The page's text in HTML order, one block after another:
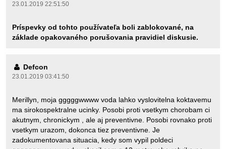
23.01.2019 22:51:50
Príspevky od tohto používateľa boli zablokované, na
základe opakovaného porušovania pravidiel diskusie.
Defcon
23.01.2019 03:41:50
Merillyn, moja gggggwwww voda lahko vyslovitelna koktavemu
ma sirokospektralne ucinky. Posobi proti vsetkym chorobam ci
akutnym, chronickym , ale aj preventivne. Posobi rovnako proti
vsetkym urazom, dokonca tiez preventivne. Je
zadokumentovana situacia, kedy som vypil poldeci